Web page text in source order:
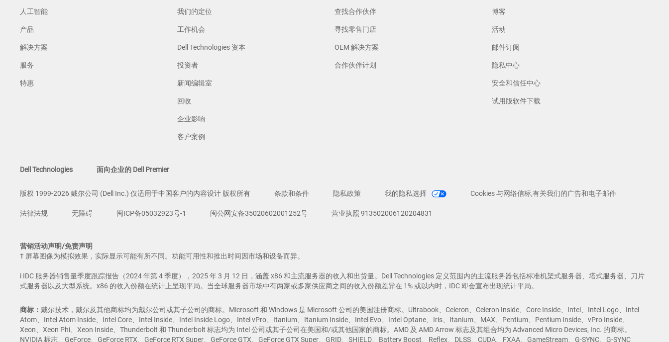
人工智能
产品
解决方案
服务
特惠
我们的定位
工作机会
Dell Technologies 资本
投资者
新闻编辑室
回收
企业影响
客户案例
查找合作伙伴
寻找零售门店
OEM 解决方案
合作伙伴计划
博客
活动
邮件订阅
隐私中心
安全和信任中心
试用版软件下载
Dell Technologies 面向企业的 Dell Premier
版权 1999-2026 戴尔公司 (Dell Inc.) 仅适用于中国客户的内容设计 版权所有 条款和条件 隐私政策 我的隐私选择 Cookies 与网络信标,有关我们的广告和电子邮件
法律法规 无障碍 闽ICP备05032923号-1 闽公网安备35020602001252号 营业执照 913502006120204831
营销活动声明/免责声明
† 屏幕图像为模拟效果，实际显示可能有所不同。功能可用性和推出时间因市场和设备而异。
i IDC 服务器销售量季度跟踪报告（2024 年第 4 季度），2025 年 3 月 12 日，涵盖 x86 和主流服务器的收入和出货量。Dell Technologies 定义范围内的主流服务器包括标准机架式服务器、塔式服务器、刀片
式服务器以及大型系统。x86 的收入份额在统计上呈现平局。当全球服务器市场中有两家或多家供应商之间的收入份额差异在 1% 或以内时，IDC 即会宣布出现统计平局。
商标： 戴尔技术，戴尔及其他商标均为戴尔公司或其子公司的商标。Microsoft 和 Windows 是 Microsoft 公司的美国注册商标。Ultrabook、Celeron、Celeron Inside、Core Inside、Intel、Intel Logo、Intel
Atom、Intel Atom Inside、Intel Core、Intel Inside、Intel Inside Logo、Intel vPro、Itanium、Itanium Inside、Intel Evo、Intel Optane、Iris、Itanium、MAX、Pentium、Pentium Inside、vPro Inside、
Xeon、Xeon Phi、Xeon Inside、Thunderbolt 和 Thunderbolt 标志均为 Intel 公司或其子公司在美国和/或其他国家的商标。AMD 及 AMD Arrow 标志及其组合均为 Advanced Micro Devices, Inc. 的商标。
NVIDIA 标志、GeForce、GeForce RTX、GeForce RTX Super、GeForce GTX、GeForce GTX Super、GRID、SHIELD、Battery Boost、Reflex、DLSS、CUDA、FXAA、GameStream、G-SYNC、G-SYNC